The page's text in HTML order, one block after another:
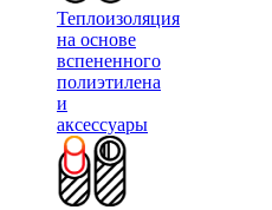
Теплоизоляция
на основе
вспененного
полиэтилена
и
аксессуары